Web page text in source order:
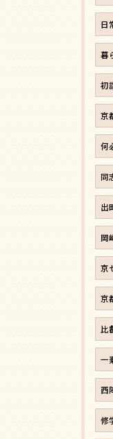
日
暮
初
京
何
同
出
岡
京
京
比
一
西
修